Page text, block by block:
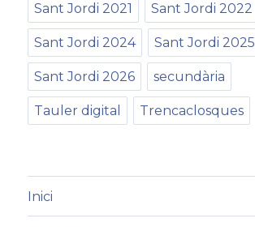
Sant Jordi 2021 Sant Jordi 2022
Sant Jordi 2024 Sant Jordi 2025
Sant Jordi 2026 secundària
Tauler digital Trencaclosques
Inici